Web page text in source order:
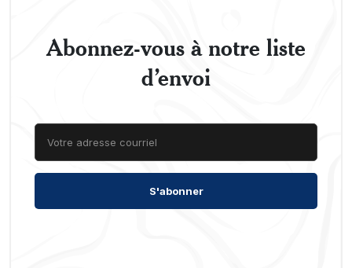
Abonnez-vous à notre liste
d’envoi